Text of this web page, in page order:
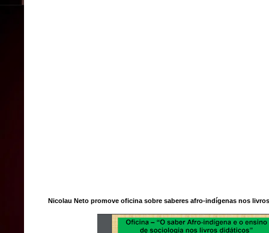
Nicolau Neto promove oficina sobre saberes afro-indígenas nos